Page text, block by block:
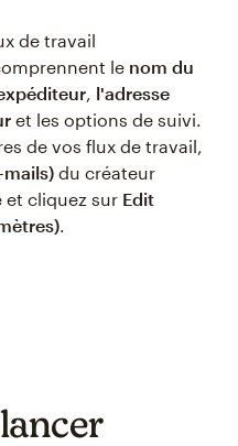
de travail
le nom du
, l'adresse
et les options de suivi.
de vos flux de travail,
mails) du créateur
cliquez sur Edit
.